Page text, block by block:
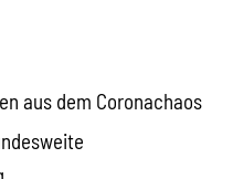
aus dem Coronachaos